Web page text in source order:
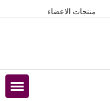
منتجات الاعضاء